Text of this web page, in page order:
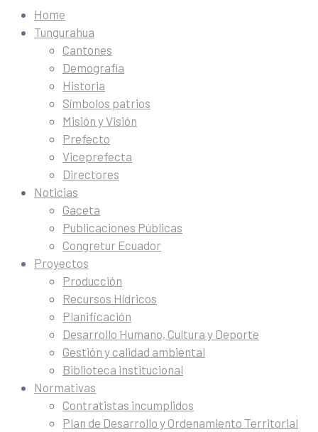
Home
Tungurahua
Cantones
Demografía
Historia
Símbolos patrios
Misión y Visión
Prefecto
Viceprefecta
Directores
Noticias
Gaceta
Publicaciones Públicas
Congretur Ecuador
Proyectos
Producción
Recursos Hídricos
Planificación
Desarrollo Humano, Cultura y Deporte
Gestión y calidad ambiental
Biblioteca institucional
Normativas
Contratistas incumplidos
Plan de Desarrollo y Ordenamiento Territorial